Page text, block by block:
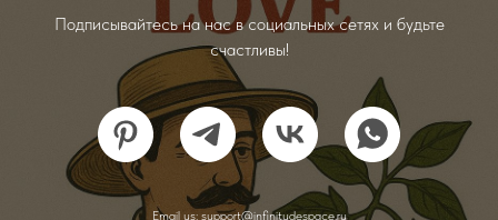
Подписывайтесь на нас в социальных сетях и будьте
счастливы!
Email us: support@infinitudespace.ru